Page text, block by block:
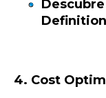
4. Cost